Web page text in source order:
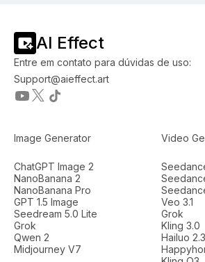
AI Effect
Entre em contato para dúvidas de uso:
Support@aieffect.art
Image Generator
ChatGPT Image 2
NanoBanana 2
NanoBanana Pro
GPT 1.5 Image
Seedream 5.0 Lite
Grok
Qwen 2
Midjourney V7
Video
Veo 3.1
Grok
Kling 3.0
Hailuo 2.3